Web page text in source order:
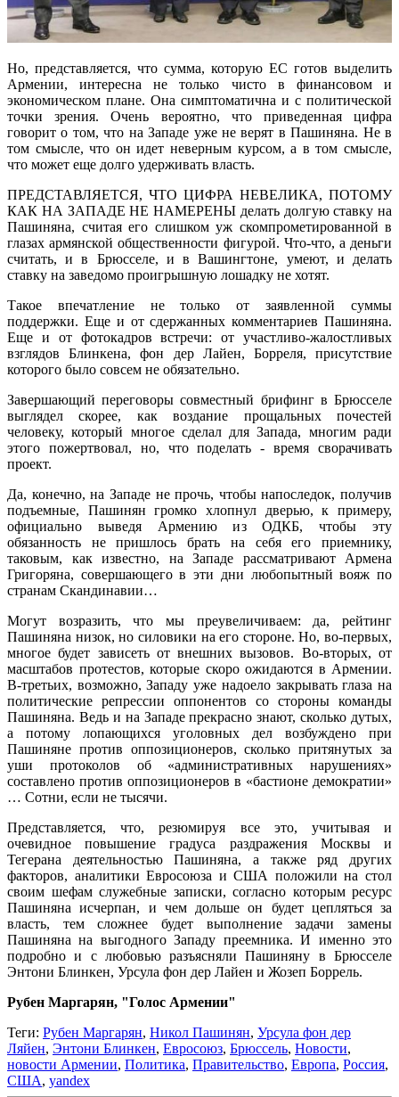
Но, представляется, что сумма, которую ЕС готов выделить
Армении, интересна не только чисто в финансовом и
экономическом плане. Она симптоматична и с политической
точки зрения. Очень вероятно, что приведенная цифра
говорит о том, что на Западе уже не верят в Пашиняна. Не в
том смысле, что он идет неверным курсом, а в том смысле,
что может еще долго удерживать власть.
ПРЕДСТАВЛЯЕТСЯ, ЧТО ЦИФРА НЕВЕЛИКА, ПОТОМУ
КАК НА ЗАПАДЕ НЕ НАМЕРЕНЫ делать долгую ставку на
Пашиняна, считая его слишком уж скомпрометированной в
глазах армянской общественности фигурой. Что-что, а деньги
считать, и в Брюсселе, и в Вашингтоне, умеют, и делать
ставку на заведомо проигрышную лошадку не хотят.
Такое впечатление не только от заявленной суммы
поддержки. Еще и от сдержанных комментариев Пашиняна.
Еще и от фотокадров встречи: от участливо-жалостливых
взглядов Блинкена, фон дер Лайен, Борреля, присутствие
которого было совсем не обязательно.
Завершающий переговоры совместный брифинг в Брюсселе
выглядел скорее, как воздание прощальных почестей
человеку, который многое сделал для Запада, многим ради
этого пожертвовал, но, что поделать - время сворачивать
проект.
Да, конечно, на Западе не прочь, чтобы напоследок, получив
подъемные, Пашинян громко хлопнул дверью, к примеру,
официально выведя Армению из ОДКБ, чтобы эту
обязанность не пришлось брать на себя его приемнику,
таковым, как известно, на Западе рассматривают Армена
Григоряна, совершающего в эти дни любопытный вояж по
странам Скандинавии…
Могут возразить, что мы преувеличиваем: да, рейтинг
Пашиняна низок, но силовики на его стороне. Но, во-первых,
многое будет зависеть от внешних вызовов. Во-вторых, от
масштабов протестов, которые скоро ожидаются в Армении.
В-третьих, возможно, Западу уже надоело закрывать глаза на
политические репрессии оппонентов со стороны команды
Пашиняна. Ведь и на Западе прекрасно знают, сколько дутых,
а потому лопающихся уголовных дел возбуждено при
Пашиняне против оппозиционеров, сколько притянутых за
уши протоколов об «административных нарушениях»
составлено против оппозиционеров в «бастионе демократии»
… Сотни, если не тысячи.
Представляется, что, резюмируя все это, учитывая и
очевидное повышение градуса раздражения Москвы и
Тегерана деятельностью Пашиняна, а также ряд других
факторов, аналитики Евросоюза и США положили на стол
своим шефам служебные записки, согласно которым ресурс
Пашиняна исчерпан, и чем дольше он будет цепляться за
власть, тем сложнее будет выполнение задачи замены
Пашиняна на выгодного Западу преемника. И именно это
подробно и с любовью разъясняли Пашиняну в Брюсселе
Энтони Блинкен, Урсула фон дер Лайен и Жозеп Боррель.
Рубен Маргарян, "Голос Армении"
Теги: Рубен Маргарян, Никол Пашинян, Урсула фон дер
Ляйен, Энтони Блинкен, Евросоюз, Брюссель, Новости,
новости Армении, Политика, Правительство, Европа, Россия,
США, yandex